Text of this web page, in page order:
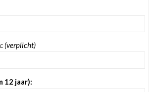
(verplicht)
12 jaar):